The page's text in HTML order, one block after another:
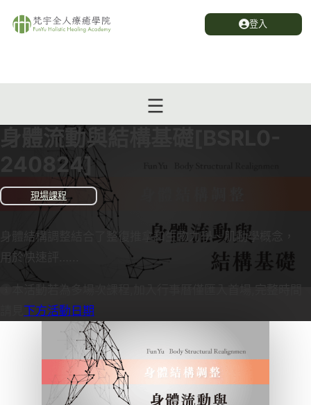
登入
身體流動與結構基礎[BSRL0-
240824]
現場課程
身體結構調整結合了整復推拿和生物力學、肌動學概念，
用於快速評…...
下方活動日期